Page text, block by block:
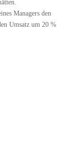
Managers den
Umsatz um 20 %